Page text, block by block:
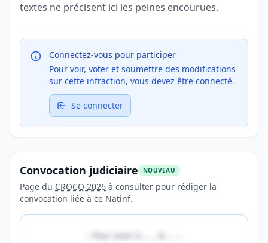
textes ne précisent ici les peines encourues.
Connectez-vous pour participer
Pour voir, voter et soumettre des modifications
sur cette infraction, vous devez être connecté.
Se connecter
Convocation judiciaire NOUVEAU
Page du CROCQ 2026 à consulter pour rédiger la
convocation liée à ce Natinf.
Pour avoir à